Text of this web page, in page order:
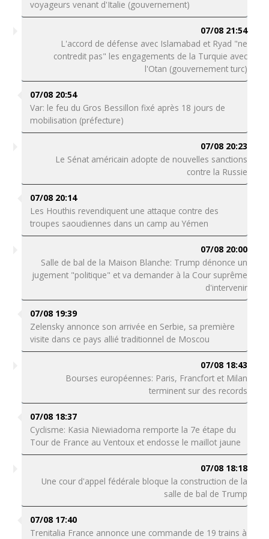
voyageurs venant d'Italie (gouvernement)
07/08 21:54
L'accord de défense avec Islamabad et Ryad "ne
contredit pas" les engagements de la Turquie avec
l'Otan (gouvernement turc)
07/08 20:54
Var: le feu du Gros Bessillon fixé après 18 jours de
mobilisation (préfecture)
07/08 20:23
Le Sénat américain adopte de nouvelles sanctions
contre la Russie
07/08 20:14
Les Houthis revendiquent une attaque contre des
troupes saoudiennes dans un camp au Yémen
07/08 20:00
Salle de bal de la Maison Blanche: Trump dénonce un
jugement "politique" et va demander à la Cour suprême
d'intervenir
07/08 19:39
Zelensky annonce son arrivée en Serbie, sa première
visite dans ce pays allié traditionnel de Moscou
07/08 18:43
Bourses européennes: Paris, Francfort et Milan
terminent sur des records
07/08 18:37
Cyclisme: Kasia Niewiadoma remporte la 7e étape du
Tour de France au Ventoux et endosse le maillot jaune
07/08 18:18
Une cour d'appel fédérale bloque la construction de la
salle de bal de Trump
07/08 17:40
Trenitalia France annonce une commande de 19 trains à